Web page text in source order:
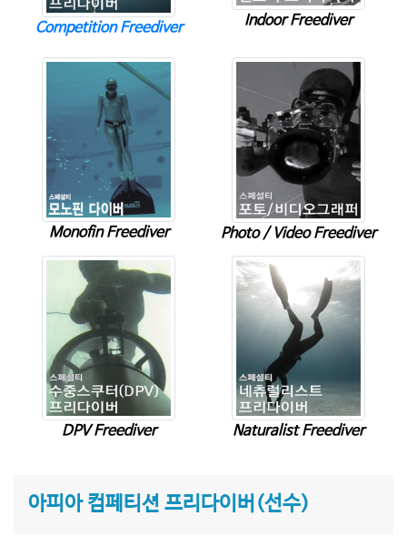
Competition Freediver Indoor Freediver
Monofin Freediver Photo / Video Freediver
DPV Freediver Naturalist Freediver
아피아 컴페티션 프리다이버(선수)